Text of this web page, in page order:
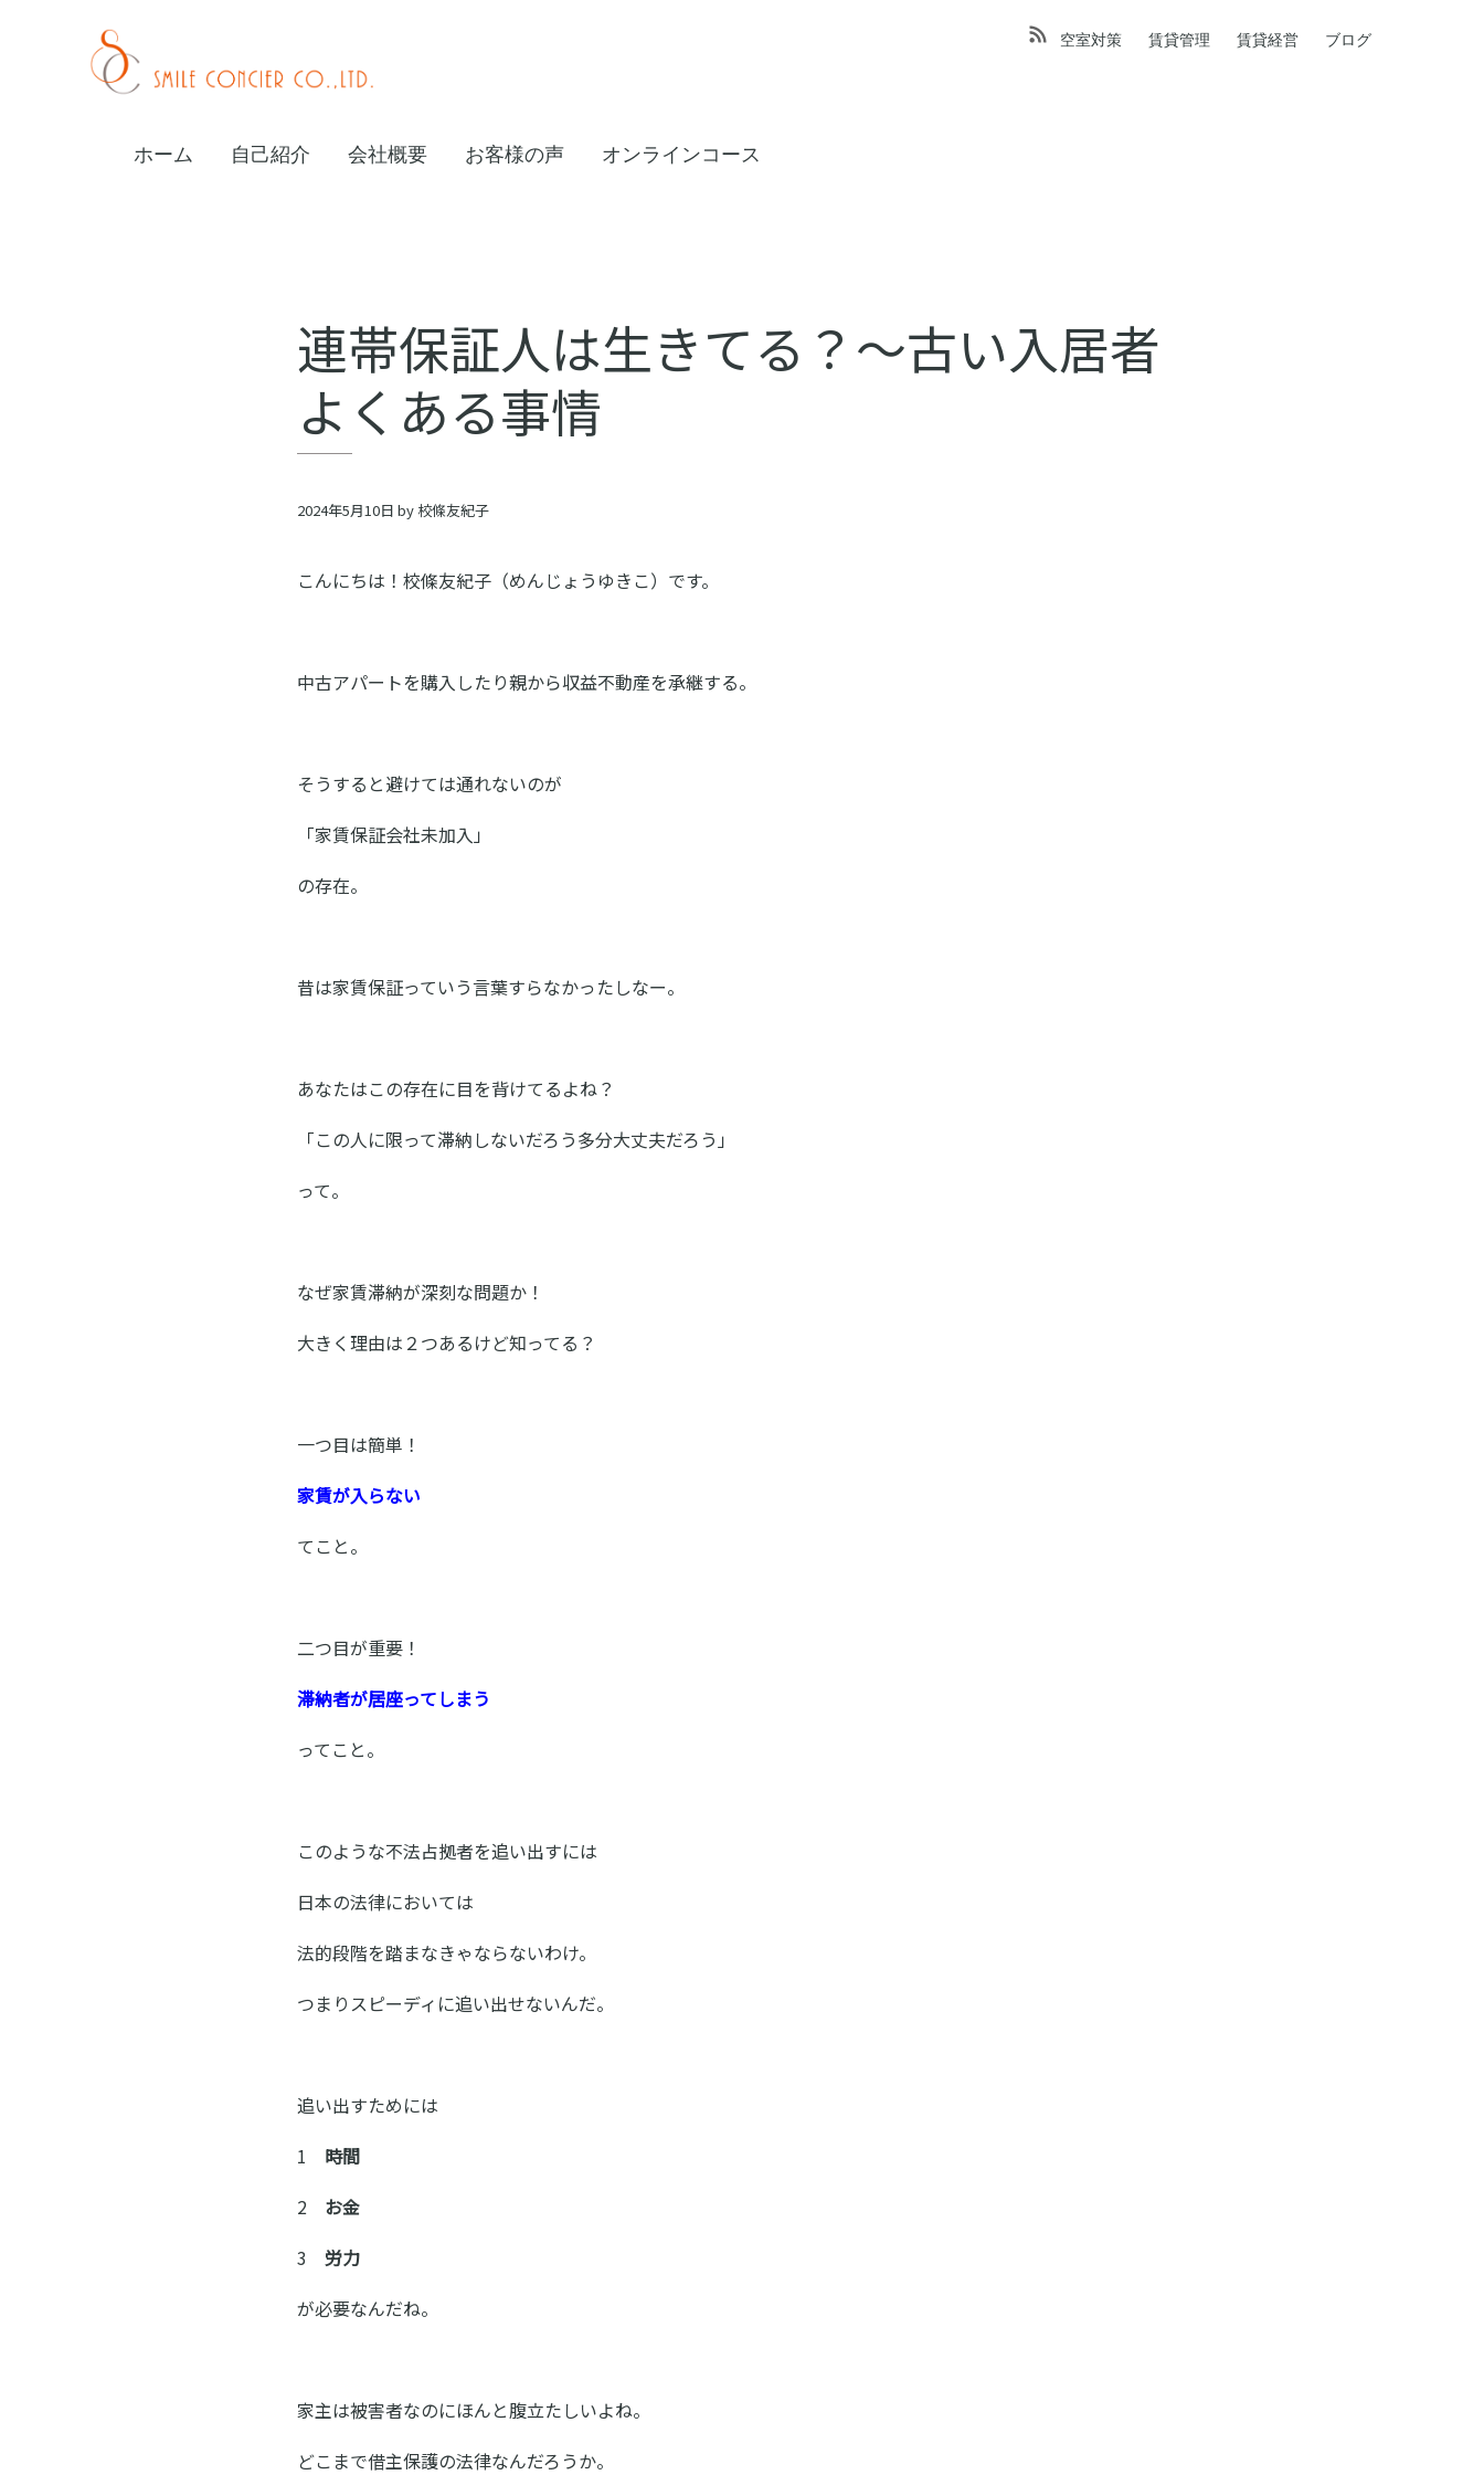
校
空室対策 賃貸管理 賃貸経営 ブログ
ホーム 自己紹介 会社概要 お客様の声 オンラインコース
連帯保証人は生きてる？～古い入居者
よくある事情
2024年5月10日 by 校條友紀子
こんにちは！校條友紀子（めんじょうゆきこ）です。
中古アパートを購入したり親から収益不動産を承継する。
そうすると避けては通れないのが
「家賃保証会社未加入」
の存在。
昔は家賃保証っていう言葉すらなかったしなー。
あなたはこの存在に目を背けてるよね？
「この人に限って滞納しないだろう多分大丈夫だろう」
って。
なぜ家賃滞納が深刻な問題か！
大きく理由は２つあるけど知ってる？
一つ目は簡単！
家賃が入らない
てこと。
二つ目が重要！
滞納者が居座ってしまう
ってこと。
このような不法占拠者を追い出すには
日本の法律においては
法的段階を踏まなきゃならないわけ。
つまりスピーディに追い出せないんだ。
追い出すためには
1 時間
2 お金
3 労力
が必要なんだね。
家主は被害者なのにほんと腹立たしいよね。
どこまで借主保護の法律なんだろうか。